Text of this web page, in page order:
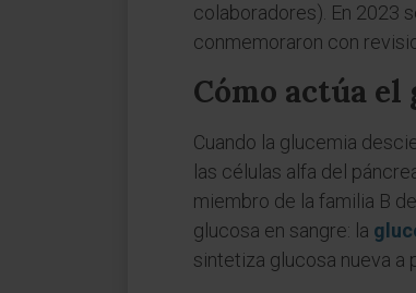
colaboradores). En 2023
conmemoraron con
Cómo actúa el
Cuando la glucemia
las células alfa del
miembro de la familia B
glucosa en sangre: la
sintetiza glucosa nueva a